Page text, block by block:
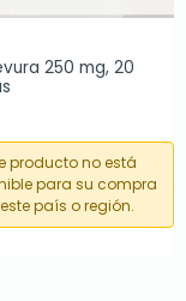
250 mg, 20
producto no está
para su compra
país o región.